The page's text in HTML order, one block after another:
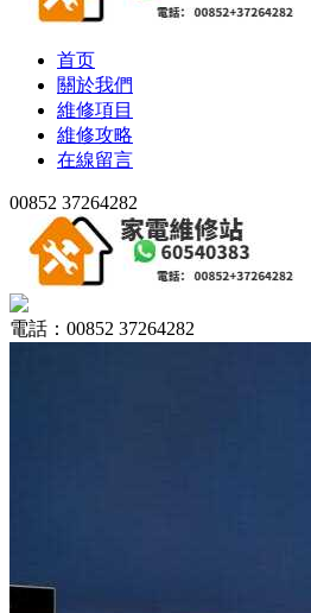
首页
關於我們
維修項目
維修攻略
在線留言
00852 37264282
電話：00852 37264282